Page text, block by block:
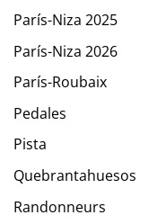
París-Niza 2025
París-Niza 2026
París-Roubaix
Pedales
Pista
Quebrantahuesos
Randonneurs